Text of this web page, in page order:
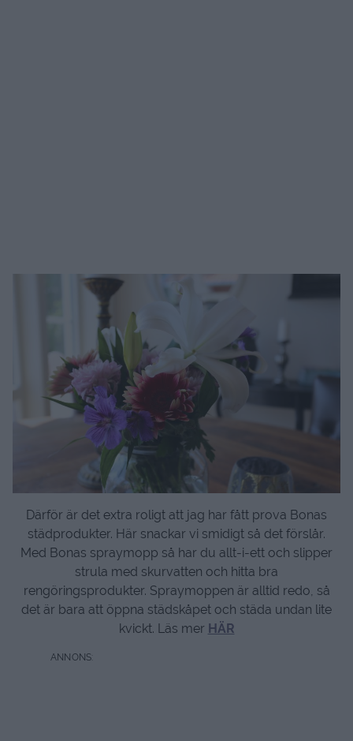
Därför är det extra roligt att jag har fått prova Bonas
städprodukter. Här snackar vi smidigt så det förslår.
Med Bonas spraymopp så har du allt-i-ett och slipper
strula med skurvatten och hitta bra
rengöringsprodukter. Spraymoppen är alltid redo, så
det är bara att öppna städskåpet och städa undan lite
kvickt. Läs mer HÄR